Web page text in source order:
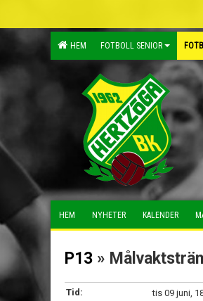
HEM FOTBOLL SENIOR
HEM NYHETER KALENDER
P13 »
Tid:
tis 09 juni,